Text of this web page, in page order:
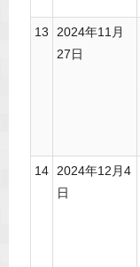
13
2024年11月
27日
14
2024年12月4
日